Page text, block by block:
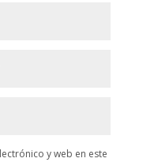
y web en este